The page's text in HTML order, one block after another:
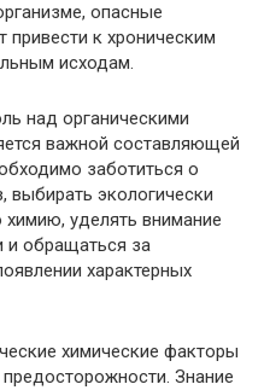
опасные
привести к хроническим
исходам.
над органическими
важной составляющей
заботиться о
выбирать экологически
уделять внимание
и обращаться за
характерных
химические факторы
Знание